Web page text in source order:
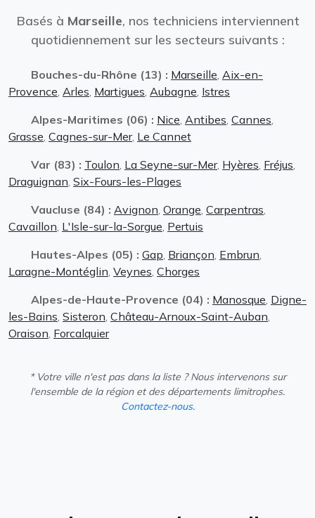
Basés à Marseille, nos techniciens interviennent
quotidiennement sur les secteurs suivants :
Bouches-du-Rhône (13) : Marseille Aix-en-
Provence Arles Martigues Aubagne Istres
Alpes-Maritimes (06) : Nice Antibes Cannes
Grasse Cagnes-sur-Mer, Le Cannet
Var (83) : Toulon La Seyne-sur-Mer, Hyères Fréjus
Draguignan Six-Fours-les-Plages
Vaucluse (84) : Avignon Orange Carpentras
Cavaillon L'Isle-sur-la-Sorgue Pertuis
Hautes-Alpes (05) : Gap Briançon Embrun
Laragne-Montéglin Veynes Chorges
Alpes-de-Haute-Provence (04) : Manosque Digne-
les-Bains Sisteron Château-Arnoux-Saint-Auban
Oraison Forcalquier
* Votre ville n'est pas dans la liste ? Nous intervenons sur
l'ensemble de la région et des départements limitrophes.
Contactez-nous.